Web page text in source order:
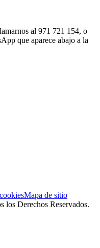
al 971 721 154, o
que aparece abajo a la
Mapa de sitio
los Derechos Reservados.